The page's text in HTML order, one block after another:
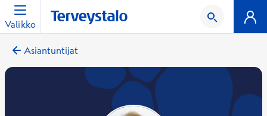
Valikko
Asiantuntijat